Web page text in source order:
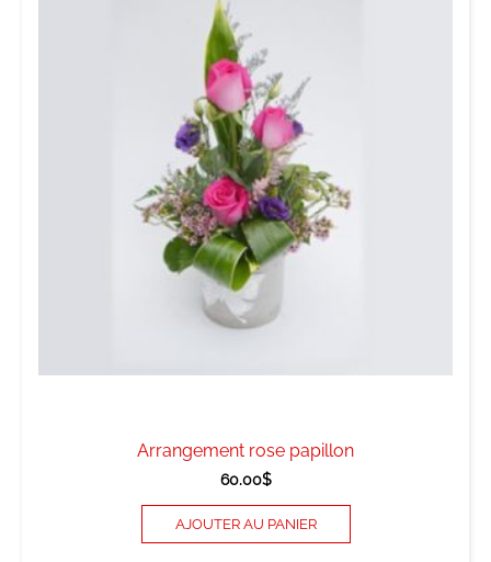
Arrangement rose papillon
60.00$
AJOUTER AU PANIER